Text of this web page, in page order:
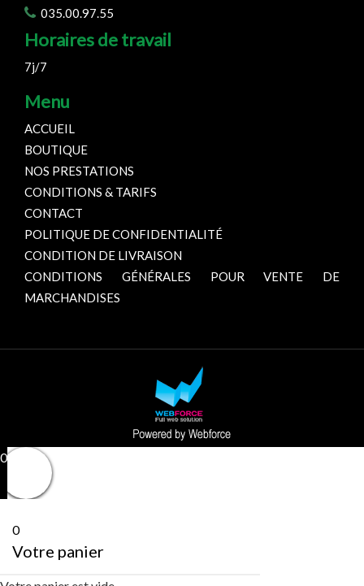
035.00.97.55
Horaires de travail
7j/7
Menu
ACCUEIL
BOUTIQUE
NOS PRESTATIONS
CONDITIONS & TARIFS
CONTACT
POLITIQUE DE CONFIDENTIALITÉ
CONDITION DE LIVRAISON
CONDITIONS GÉNÉRALES POUR VENTE DE
MARCHANDISES
0
0
Votre panier